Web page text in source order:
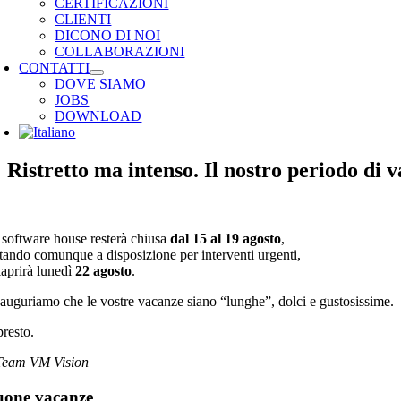
CERTIFICAZIONI
CLIENTI
DICONO DI NOI
COLLABORAZIONI
CONTATTI
DOVE SIAMO
JOBS
DOWNLOAD
Ristretto ma intenso. Il nostro periodo di
house resterà chiusadal 15 al 19 agosto,
comunque a disposizione per interventi urgenti,
lunedì22 agosto.
che le vostre vacanze siano “lunghe”, dolci e gustosissime.
VM Vision
vacanze